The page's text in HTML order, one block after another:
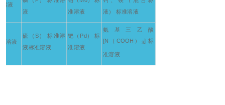
溶液
液
准溶液
液） 标准溶液
溶液
硫（S） 标准溶
液标准溶液
钯（Pd） 标
准溶液
氨基三乙酸
[N（COOH）3] 标
准溶液